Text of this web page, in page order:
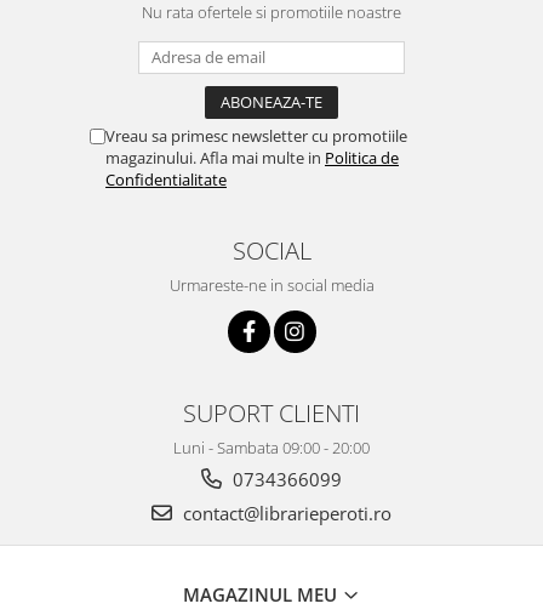
Nu rata ofertele si promotiile noastre
Vreau sa primesc newsletter cu promotiile
magazinului. Afla mai multe in Politica de
Confidentialitate
SOCIAL
Urmareste-ne in social media
SUPORT CLIENTI
Luni - Sambata 09:00 - 20:00
0734366099
contact@librarieperoti.ro
MAGAZINUL MEU